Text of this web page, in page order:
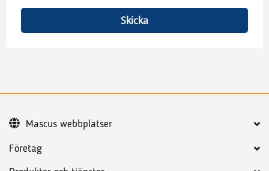
Skicka
Företag
Mascus webbplatser